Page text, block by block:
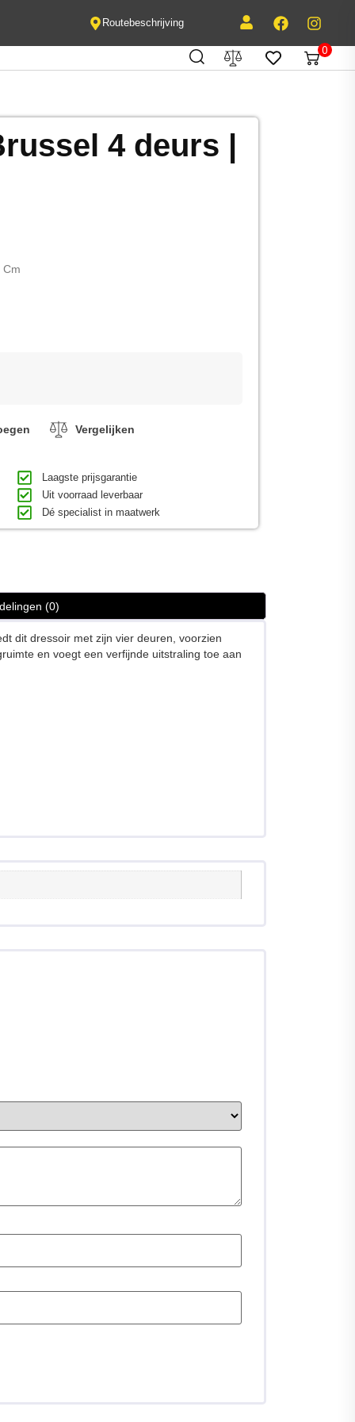
Routebeschrijving
0
4 deurs |
Cm
Vergelijken
Laagste prijsgarantie
Uit voorraad leverbaar
Dé specialist in maatwerk
(0)
dit dressoir met zijn vier deuren, voorzien
en voegt een verfijnde uitstraling toe aan